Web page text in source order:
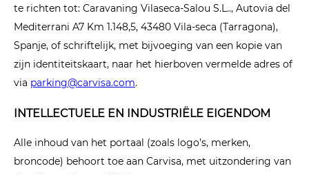
te richten tot: Caravaning Vilaseca-Salou S.L.., Autovia del
Mediterrani A7 Km 1.148,5, 43480 Vila-seca (Tarragona),
Spanje, of schriftelijk, met bijvoeging van een kopie van
zijn identiteitskaart, naar het hierboven vermelde adres of
via parking@carvisa.com.
INTELLECTUELE EN INDUSTRIËLE EIGENDOM
Alle inhoud van het portaal (zoals logo’s, merken,
broncode) behoort toe aan Carvisa, met uitzondering van